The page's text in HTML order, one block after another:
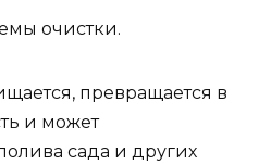
очистки.
превращается в
и может
сада и других